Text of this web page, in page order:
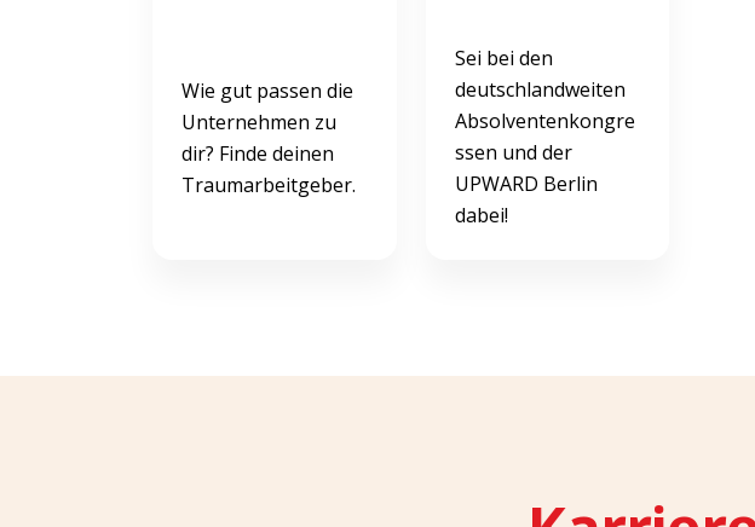
Wie gut passen die
Unternehmen zu
dir? Finde deinen
Traumarbeitgeber.
Sei bei den
deutschlandweiten
Absolventenkongre
ssen und der
UPWARD Berlin
dabei!